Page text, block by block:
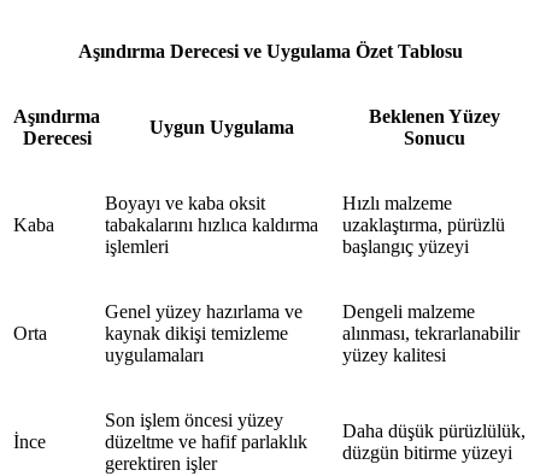
Aşındırma Derecesi ve Uygulama Özet Tablosu
Aşındırma
Derecesi
Uygun Uygulama
Beklenen Yüzey
Sonucu
Kaba
Boyayı ve kaba oksit
tabakalarını hızlıca kaldırma
işlemleri
Hızlı malzeme
uzaklaştırma, pürüzlü
başlangıç yüzeyi
Orta
Genel yüzey hazırlama ve
kaynak dikişi temizleme
uygulamaları
Dengeli malzeme
alınması, tekrarlanabilir
yüzey kalitesi
İnce
Son işlem öncesi yüzey
düzeltme ve hafif parlaklık
gerektiren işler
Daha düşük pürüzlülük,
düzgün bitirme yüzeyi